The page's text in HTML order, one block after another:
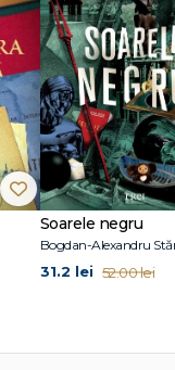
Soarele negru
Bogdan-Alexandru
31.2 lei 52.00 lei